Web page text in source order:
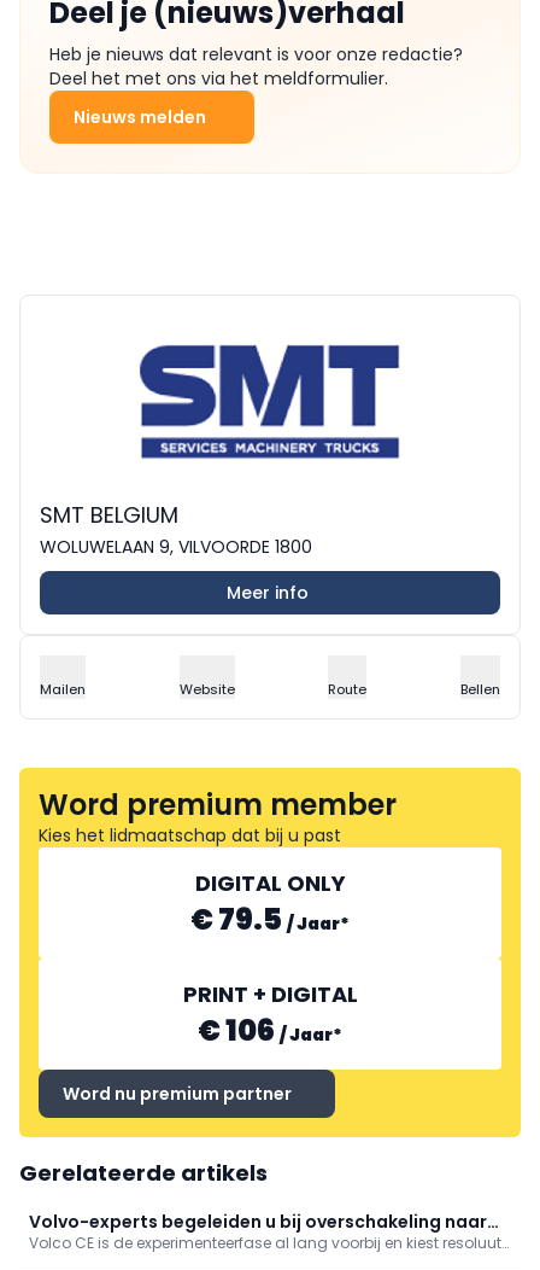
Deel je (nieuws)verhaal
Heb je nieuws dat relevant is voor onze redactie?
Deel het met ons via het meldformulier.
Nieuws melden
SMT BELGIUM
WOLUWELAAN 9, VILVOORDE 1800
Meer info
Mailen Website Route Bellen
Word premium member
Kies het lidmaatschap dat bij u past
DIGITAL ONLY
€ 79.5 /Jaar*
PRINT + DIGITAL
€ 106 /Jaar*
Word nu premium partner
Gerelateerde artikels
Volvo-experts begeleiden u bij overschakeling naar
elektrisch
Volco CE is de experimenteerfase al lang voorbij en kiest resoluut